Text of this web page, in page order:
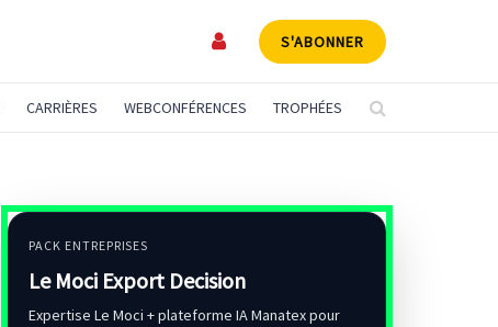
S'ABONNER
CARRIÈRES WEBCONFÉRENCES TROPHÉES
PACK ENTREPRISES
Le Moci Export Decision
Expertise Le Moci + plateforme IA Manatex pour